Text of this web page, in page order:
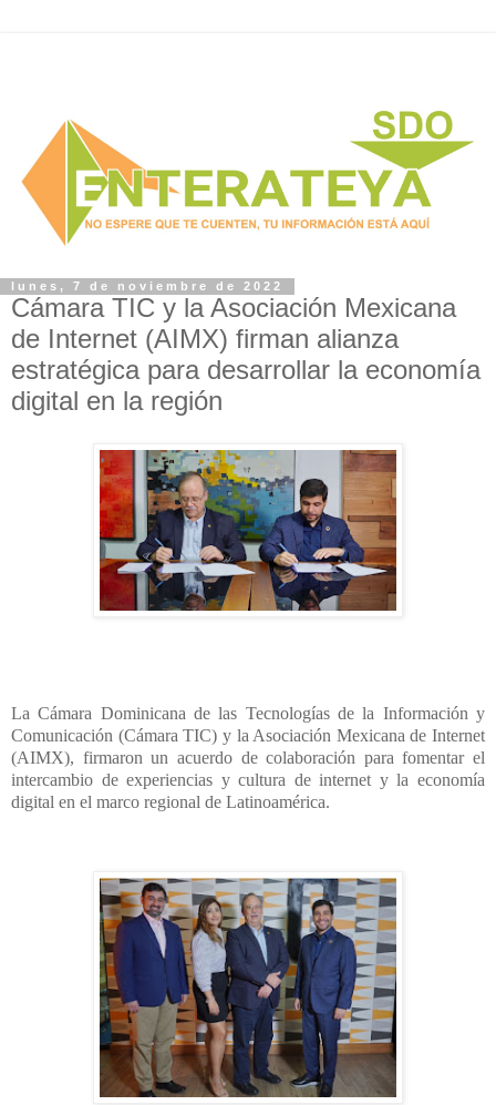
lunes, 7 de noviembre de 2022
Cámara TIC y la Asociación Mexicana
de Internet (AIMX) firman alianza
estratégica para desarrollar la economía
digital en la región
La Cámara Dominicana de las Tecnologías de la Información y
Comunicación (Cámara TIC) y la Asociación Mexicana de Internet
(AIMX), firmaron un acuerdo de colaboración para fomentar el
intercambio de experiencias y cultura de internet y la economía
digital en el marco regional de Latinoamérica.